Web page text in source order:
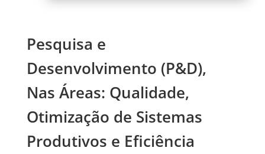
Pesquisa e
Desenvolvimento (P&D),
Nas Áreas: Qualidade,
Otimização de Sistemas
Produtivos e Eficiência